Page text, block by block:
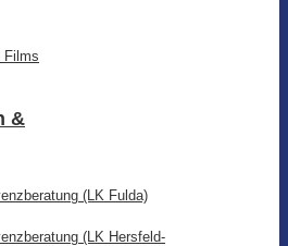
Films
&
(LK Fulda)
(LK Hersfeld-